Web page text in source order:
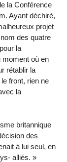
la Conférence
Ayant déchiré,
projet
des quatre
la
moment où en
rétablir la
front, rien ne
la
britannique
des
à lui seul, en
alliés. »